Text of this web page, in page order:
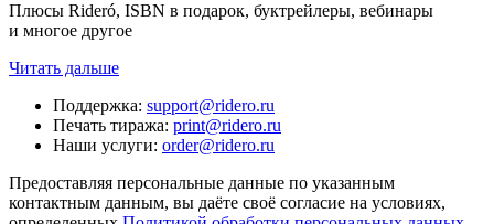
Плюсы Rideró, ISBN в подарок, буктрейлеры, вебинары
и многое другое
Читать дальше
Поддержка: support@ridero.ru
Печать тиража: print@ridero.ru
Наши услуги: order@ridero.ru
Предоставляя персональные данные по указанным
контактным данным, вы даёте своё согласие на условиях,